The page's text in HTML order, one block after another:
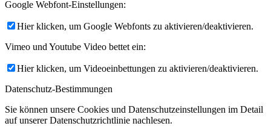
Google Webfont-Einstellungen:
Hier klicken, um Google Webfonts zu aktivieren/deaktivieren.
Vimeo und Youtube Video bettet ein:
Hier klicken, um Videoeinbettungen zu aktivieren/deaktivieren.
Datenschutz-Bestimmungen
Sie können unsere Cookies und Datenschutzeinstellungen im Detail
auf unserer Datenschutzrichtlinie nachlesen.